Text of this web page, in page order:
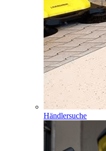
Händlersuche